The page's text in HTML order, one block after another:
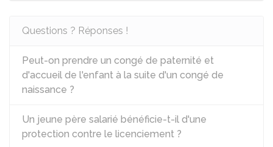
Questions ? Réponses !
Peut-on prendre un congé de paternité et
d'accueil de l'enfant à la suite d'un congé de
naissance ?
Un jeune père salarié bénéficie-t-il d'une
protection contre le licenciement ?